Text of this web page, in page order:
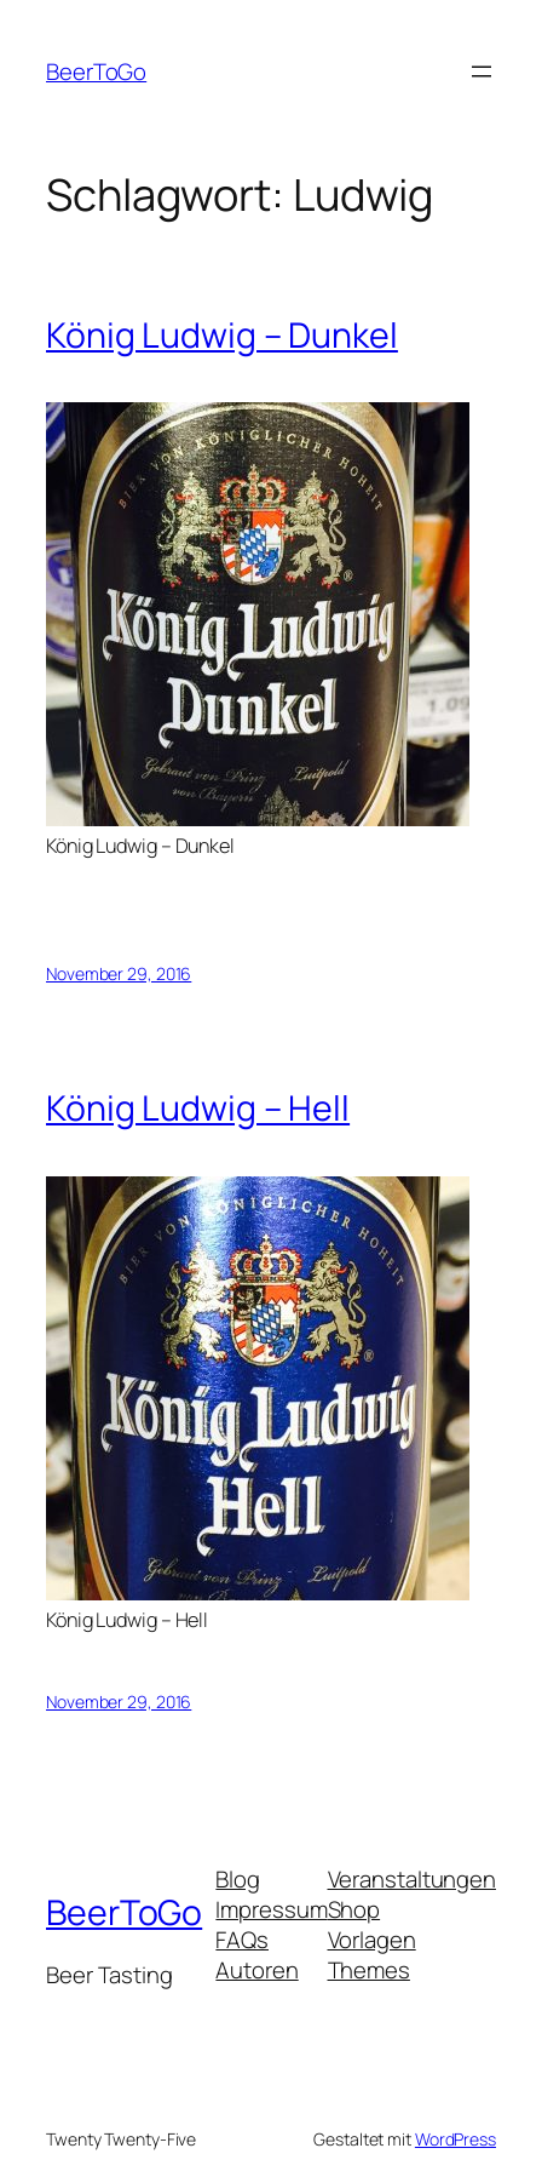
springen
BeerToGo
Schlagwort: Ludwig
König Ludwig – Dunkel
König Ludwig – Dunkel
November 29, 2016
König Ludwig – Hell
König Ludwig – Hell
November 29, 2016
BeerToGo
Beer Tasting
Blog
Impressum
FAQs
Autoren
Veranstaltungen
Shop
Vorlagen
Themes
Twenty Twenty-Five Gestaltet mitWordPress